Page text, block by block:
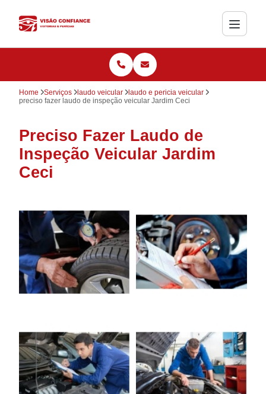
Home Serviços laudo veicular
laudo e pericia veicular
preciso fazer laudo de inspeção veicular Jardim Ceci
Preciso Fazer Laudo de
Inspeção Veicular Jardim
Ceci